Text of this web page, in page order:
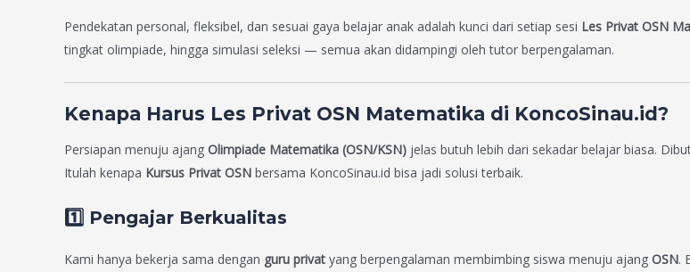
Pendekatan personal, fleksibel, dan sesuai gaya belajar anak adalah kunci dari setiap sesi Les Privat OSN
tingkat olimpiade, hingga simulasi seleksi — semua akan didampingi oleh tutor berpengalaman.
Kenapa Harus Les Privat OSN Matematika di KoncoSinau.id?
Persiapan menuju ajang Olimpiade Matematika (OSN/KSN) jelas butuh lebih dari sekadar belajar biasa.
Itulah kenapa Kursus Privat OSN bersama KoncoSinau.id bisa jadi solusi terbaik.
1️⃣ Pengajar Berkualitas
Kami hanya bekerja sama dengan guru privat yang berpengalaman membimbing siswa menuju ajang OSN.